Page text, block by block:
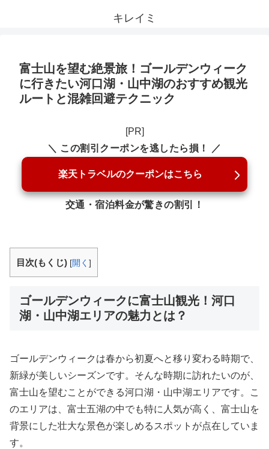
キレイミ
富士山を望む絶景旅！ゴールデンウィーク
に行きたい河口湖・山中湖のおすすめ観光
ルートと混雑回避テクニック
[PR]
＼ この割引クーポンを逃したら損！ ／
楽天トラベルのクーポンはこちら
交通・宿泊料金が驚きの割引！
目次(もくじ) [開く ]
ゴールデンウィークに富士山観光！河口
湖・山中湖エリアの魅力とは？
ゴールデンウィークは春から初夏へと移り変わる時期で、
新緑が美しいシーズンです。そんな時期に訪れたいのが、
富士山を望むことができる河口湖・山中湖エリアです。こ
のエリアは、富士五湖の中でも特に人気が高く、富士山を
背景にした壮大な景色が楽しめるスポットが点在していま
す。